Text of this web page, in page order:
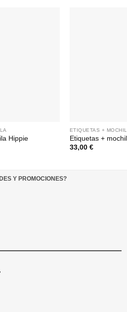
Hippie
ETIQUETAS +
Etiquetas +
33,00 €
Y PROMOCIONES?